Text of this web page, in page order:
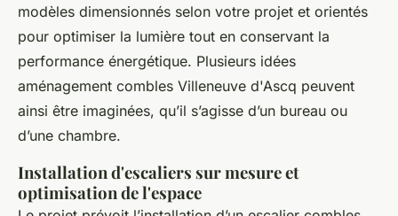
modèles dimensionnés selon votre projet et orientés
pour optimiser la lumière tout en conservant la
performance énergétique. Plusieurs idées
aménagement combles Villeneuve d'Ascq peuvent
ainsi être imaginées, qu’il s’agisse d’un bureau ou
d’une chambre.
Installation d'escaliers sur mesure et
optimisation de l'espace